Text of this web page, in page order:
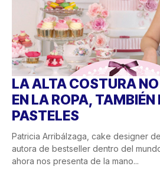
LA ALTA COSTURA
EN LA ROPA, TAMBIÉN
PASTELES
Patricia Arribálzaga, cake designer
autora de bestseller dentro del
ahora nos presenta de la mano...